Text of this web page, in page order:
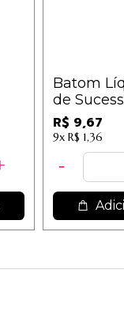
Batom
de
B00328 -
R$ 9,67
9x R$ 1,36